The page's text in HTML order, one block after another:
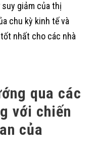
giảm của thị
chu kỳ kinh tế và
nhất cho các nhà
qua các
với chiến
của